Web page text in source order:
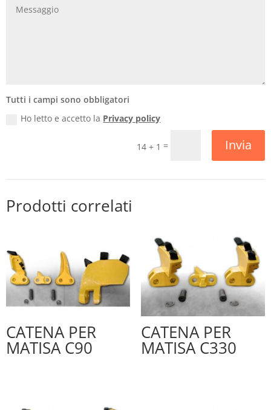
Tutti i campi sono obbligatori
Ho letto e accetto la Privacy policy
14 + 1 = Invia
Prodotti correlati
CATENA PER
MATISA C90
CATENA PER
MATISA C330